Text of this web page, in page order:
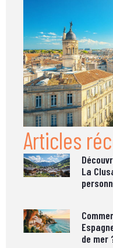
Articles
La
de mer